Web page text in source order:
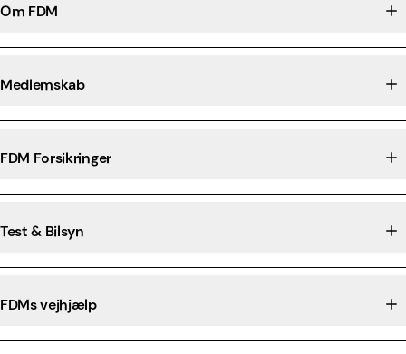
Om FDM
Medlemskab
FDM Forsikringer
Test & Bilsyn
FDMs vejhjælp